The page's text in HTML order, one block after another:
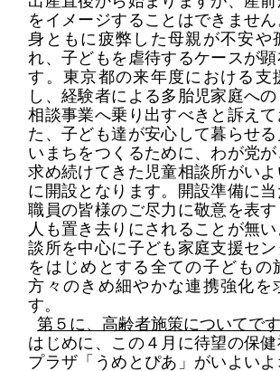
をイメージすることはできませ
身ともに疲弊した母親が不安や
れ、子どもを虐待するケースが顕
す。東京都の来年度における支
し、経験者による多胎児家庭への
相談事業へ乗り出すべきと訴え
た、子ども達が安心して暮らせる
いまち をつくるために、わが党が
求め続けてきた 児童相談所がいよ
に開設 となります。
開設準備に
職員の皆様のご尽力に敬意を表す
人も置き去りにされることが無い
談所を中心に子ども家庭支援セ
をはじめとする 全ての子どもの
方々のきめ細やかな連携強化を
す。
第５に、高齢者施策についてです
はじめに、この４ 月に待望の保
プラザ「うめとぴあ」 がいよいよ